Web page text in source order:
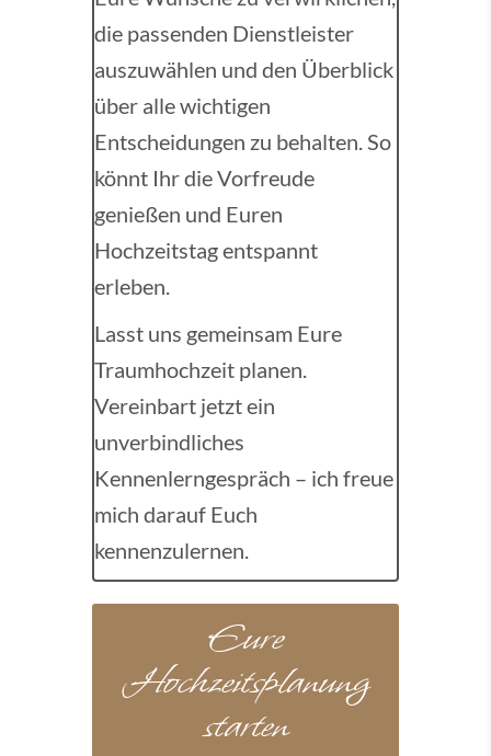
die passenden Dienstleister
auszuwählen und den Überblick
über alle wichtigen
Entscheidungen zu behalten. So
könnt Ihr die Vorfreude
genießen und Euren
Hochzeitstag entspannt
erleben.
Lasst uns gemeinsam Eure
Traumhochzeit planen.
Vereinbart jetzt ein
unverbindliches
Kennenlerngespräch – ich freue
mich darauf Euch
kennenzulernen.
Eure
Hochzeitsplanung
starten